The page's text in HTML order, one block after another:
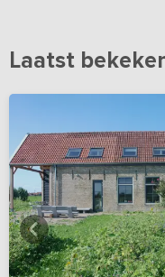
Laatst
Bekijkhier